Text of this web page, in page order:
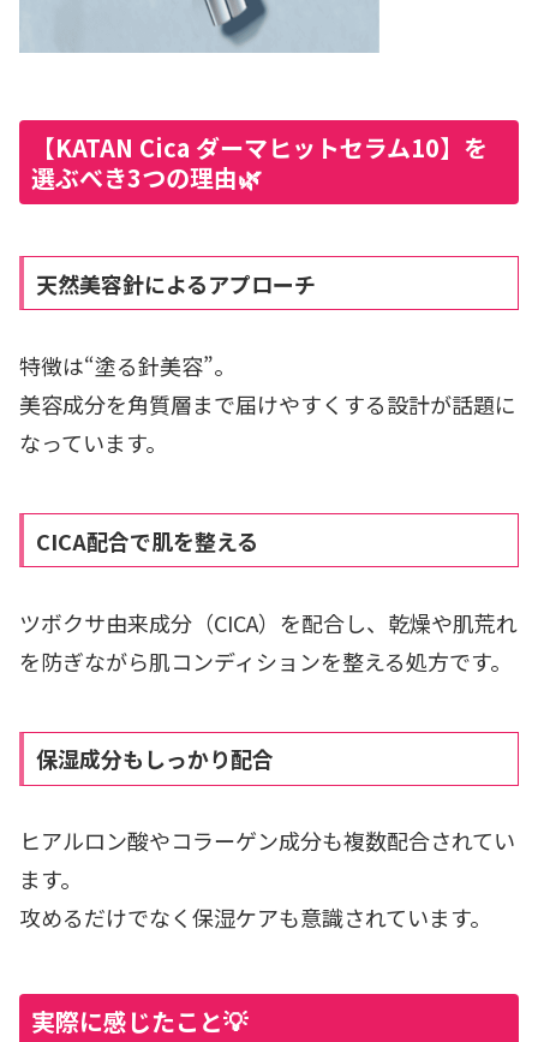
【KATAN Cica ダーマヒットセラム10】を
選ぶべき3つの理由🌿
天然美容針によるアプローチ
特徴は“塗る針美容”。
美容成分を角質層まで届けやすくする設計が話題に
なっています。
CICA配合で肌を整える
ツボクサ由来成分（CICA）を配合し、乾燥や肌荒れ
を防ぎながら肌コンディションを整える処方です。
保湿成分もしっかり配合
ヒアルロン酸やコラーゲン成分も複数配合されてい
ます。
攻めるだけでなく保湿ケアも意識されています。
実際に感じたこと💡